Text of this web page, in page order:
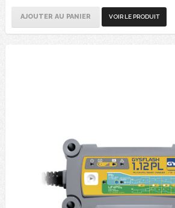
AJOUTER AU PANIER VOIR LE PRODUIT